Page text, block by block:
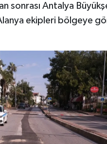
sonrası Antalya
ekipleri bölgeye